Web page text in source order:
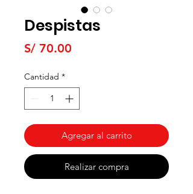
Despistas
S/ 70.00
Cantidad *
Agregar al carrito
Realizar compra